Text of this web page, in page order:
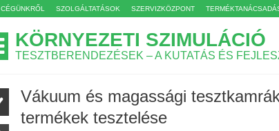
CÉGÜNKRŐL SZOLGÁLTATÁSOK SZERVIZKÖZPONT
KÖRNYEZETI SZIMULÁCIÓ
TESZTBERENDEZÉSEK – A KUTATÁS ÉS
Vákuum és magassági
termékek tesztelése